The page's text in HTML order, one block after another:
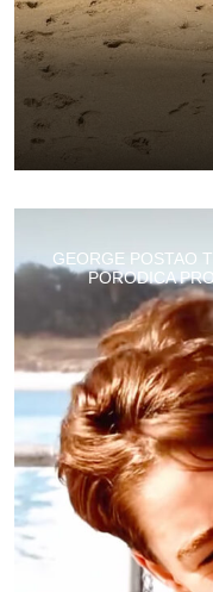
GEORGE POSTAO
PORODICA